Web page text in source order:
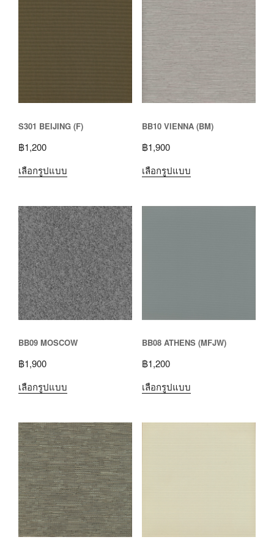
S301 BEIJING (F)
฿1,200
เลือกรูปแบบ
BB10 VIENNA (BM)
฿1,900
เลือกรูปแบบ
BB09 MOSCOW
฿1,900
เลือกรูปแบบ
BB08 ATHENS (MFJW)
฿1,200
เลือกรูปแบบ